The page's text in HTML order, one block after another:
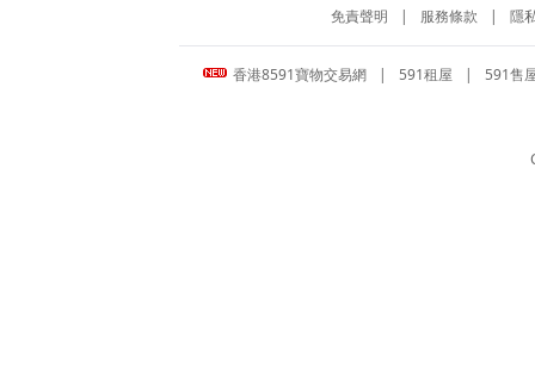
免責聲明 | 服務條款 | 隱
香港8591寶物交易網 | 591租屋 | 591售